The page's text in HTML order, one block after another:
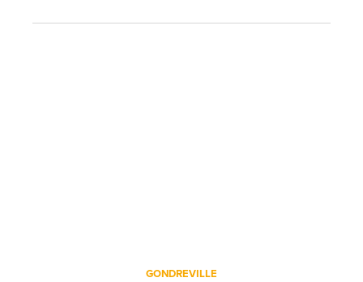
GONDREVILLE